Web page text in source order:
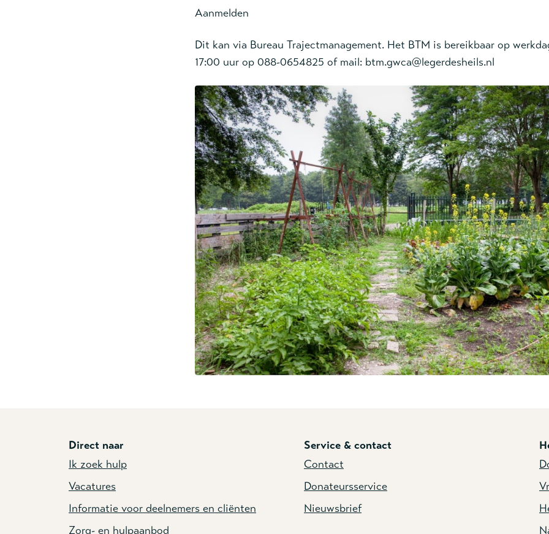
Aanmelden
Dit kan via Bureau Trajectmanagement. Het BTM is bereikbaar op
17:00 uur op 088-0654825 of mail: btm.gwca@legerdesheils.nl
Direct naar
Ik zoek hulp
Vacatures
Informatie voor deelnemers en cliënten
Zorg- en hulpaanbod
Service & contact
Contact
Donateursservice
Nieuwsbrief